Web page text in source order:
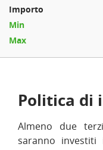
Politica di
Almeno due
saranno